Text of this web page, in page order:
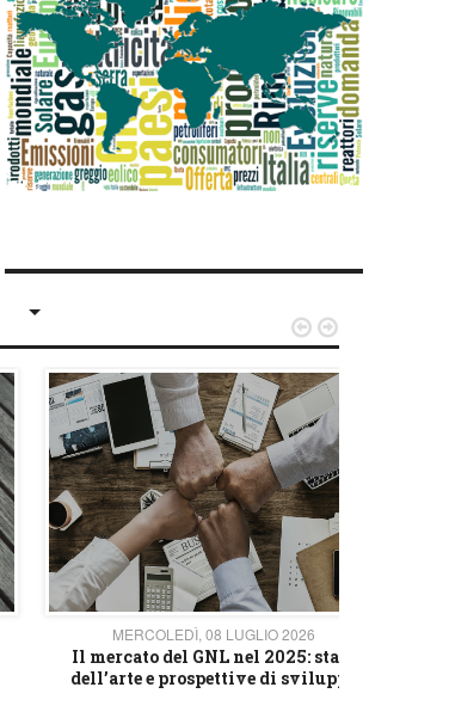
MERCOLEDÌ, 08 LUGLIO 2026
Il mercato del GNL nel 2025: stato
dell’arte e prospettive di sviluppo
 